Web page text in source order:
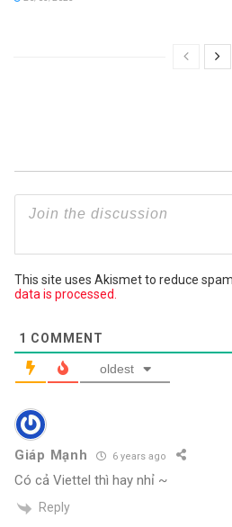
This site uses Akismet to reduce spam.
data is processed.
1 COMMENT
oldest
Giáp Mạnh 6 years ago
Có cả Viettel thì hay nhỉ ~
Reply